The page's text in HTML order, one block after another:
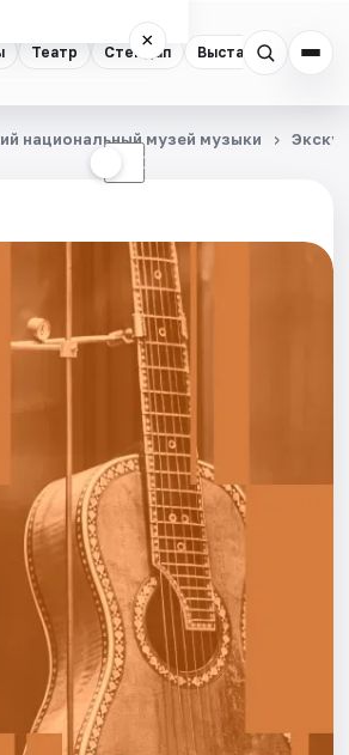
Театр Стендап Выставки
×
☾
национальный музей музыки